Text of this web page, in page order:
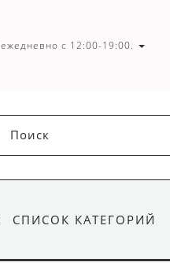
ежедневно с 12:00-19:00.
СПИСОК КАТЕГОРИЙ